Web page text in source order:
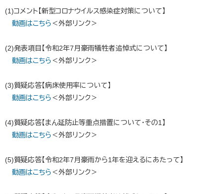
(1)コメント【新型コロナウイルス感染症対策について】
動画はこちら＜外部リンク＞
(2)発表項目【令和2年7月豪雨犠牲者追悼式について】
動画はこちら＜外部リンク＞
(3)質疑応答【病床使用率について】
動画はこちら＜外部リンク＞
(4)質疑応答【まん延防止等重点措置について・その1】
動画はこちら＜外部リンク＞
(5)質疑応答【令和2年7月豪雨から1年を迎えるにあたって】
動画はこちら＜外部リンク＞